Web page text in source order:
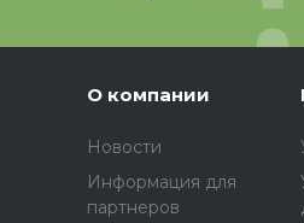
О компании
Новости
Информация для
партнеров